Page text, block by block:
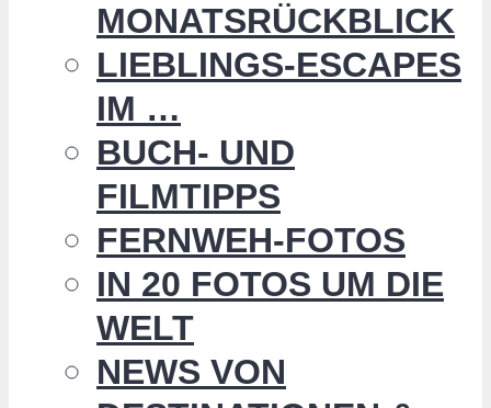
MONATSRÜCKBLICK
LIEBLINGS-ESCAPES
IM …
BUCH- UND
FILMTIPPS
FERNWEH-FOTOS
IN 20 FOTOS UM DIE
WELT
NEWS VON